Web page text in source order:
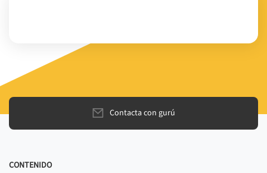
Contacta con gurú
CONTENIDO